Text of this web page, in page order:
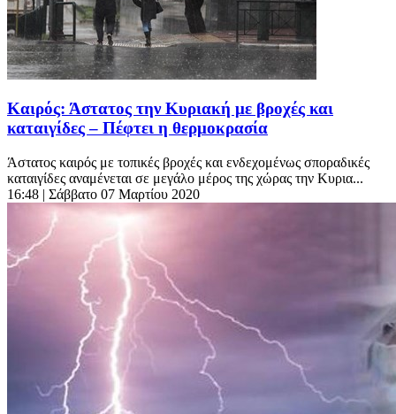
Καιρός: Άστατος την Κυριακή με βροχές και
καταιγίδες – Πέφτει η θερμοκρασία
Άστατος καιρός με τοπικές βροχές και ενδεχομένως σποραδικές
καταιγίδες αναμένεται σε μεγάλο μέρος της χώρας την Κυρια...
16:48 | Σάββατο 07 Μαρτίου 2020